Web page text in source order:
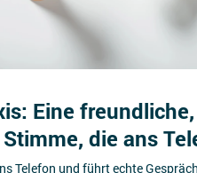
Eine
die ans
Telefon und führt echte